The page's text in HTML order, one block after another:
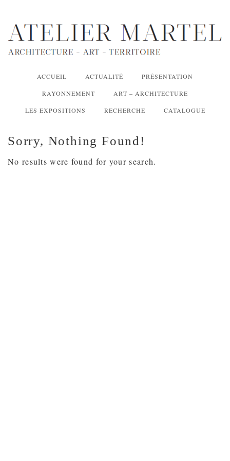
ACCUEIL ACTUALITÉ PRÉSENTATION
RAYONNEMENT ART – ARCHITECTURE
LES EXPOSITIONS RECHERCHE CATALOGUE
Sorry, Nothing Found!
No results were found for your search.